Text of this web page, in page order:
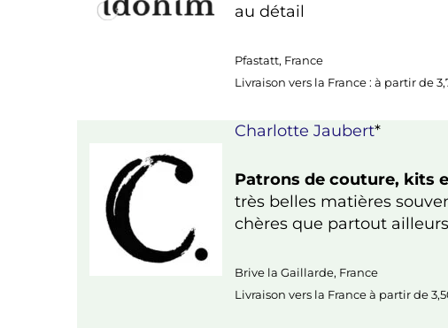
au détail
Pfastatt, France
Livraison vers la France : à partir de
Charlotte Jaubert*
Patrons de couture, kits
très belles matières
chères que partout
Brive la Gaillarde, France
Livraison vers la France à partir de